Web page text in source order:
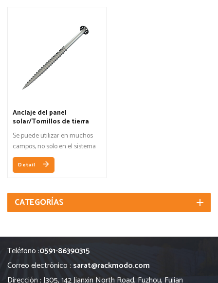
Anclaje del panel
solar/Tornillos de tierra
Se puede utilizar en muchos
campos, no solo en el sistema
fotovoltaico.
Detail
CATEGORÍAS
Teléfono :0591-86390315
Correo electrónico : sarat@rackmodo.com
Dirección : J305, 142 Jianxin North Road, Fuzhou, Fujian